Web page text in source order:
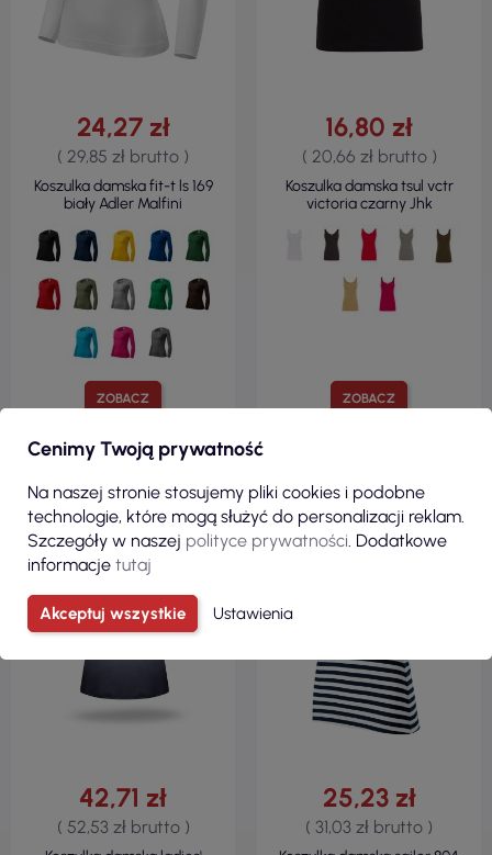
ZOBACZ
24,27 zł
( 29,85 zł brutto )
Koszulka damska fit-t ls 169
biały Adler Malfini
ZOBACZ
16,80 zł
( 20,66 zł brutto )
Koszulka damska tsul vctr
victoria czarny Jhk
42,71 zł
( 52,53 zł brutto )
100% BAWEŁNA
KRÓJ TALIOWANY
150 G/M²
25,23 zł
( 31,03 zł brutto )
Cenimy Twoją prywatność
Na naszej stronie stosujemy pliki cookies i podobne
technologie, które mogą służyć do personalizacji reklam.
Szczegóły w naszej polityce prywatności. Dodatkowe
informacje tutaj
Akceptuj wszystkie Ustawienia